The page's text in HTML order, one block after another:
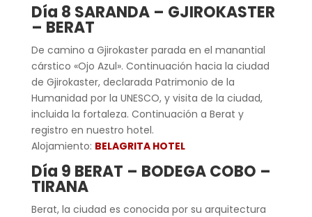
Día 8 SARANDA – GJIROKASTER
– BERAT
De camino a Gjirokaster parada en el manantial
cárstico «Ojo Azul». Continuación hacia la ciudad
de Gjirokaster, declarada Patrimonio de la
Humanidad por la UNESCO, y visita de la ciudad,
incluida la fortaleza. Continuación a Berat y
registro en nuestro hotel.
Alojamiento: BELAGRITA HOTEL
Día 9 BERAT – BODEGA COBO –
TIRANA
Berat, la ciudad es conocida por su arquitectura